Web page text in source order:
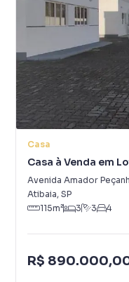
Casa
Casa à Venda em
Avenida Amador
Atibaia, SP
115m² 3 3 4
R$